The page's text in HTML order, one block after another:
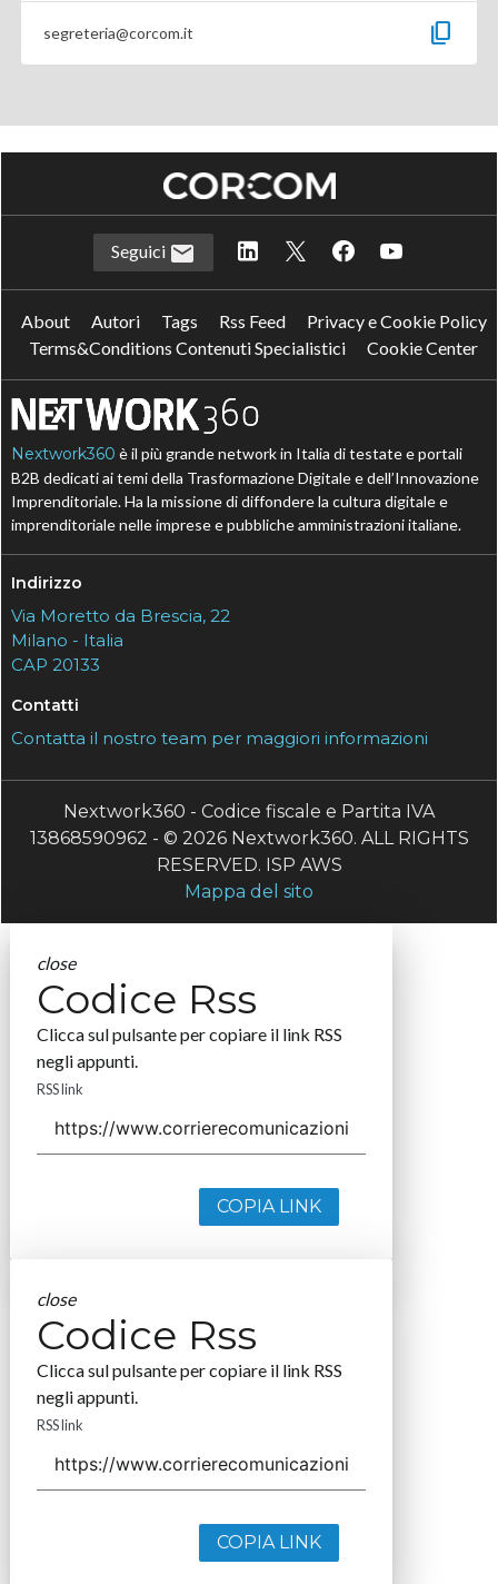
segreteria@corcom.it content_copy
Seguici
About Autori Tags Rss Feed
Privacy e Cookie Policy
Terms&Conditions Contenuti Specialistici
Cookie Center
Nextwork360 è il più grande network in Italia di testate e portali
B2B dedicati ai temi della Trasformazione Digitale e dell’Innovazione
Imprenditoriale. Ha la missione di diffondere la cultura digitale e
imprenditoriale nelle imprese e pubbliche amministrazioni italiane.
Indirizzo
Via Moretto da Brescia, 22
Milano - Italia
CAP 20133
Contatti
Contatta il nostro team per maggiori informazioni
Nextwork360 - Codice fiscale e Partita IVA
13868590962 - © 2026 Nextwork360. ALL RIGHTS
RESERVED. ISP AWS
Mappa del sito
close
Codice Rss
Clicca sul pulsante per copiare il link RSS
negli appunti.
RSS link
COPIA LINK
close
Codice Rss
Clicca sul pulsante per copiare il link RSS
negli appunti.
RSS link
COPIA LINK